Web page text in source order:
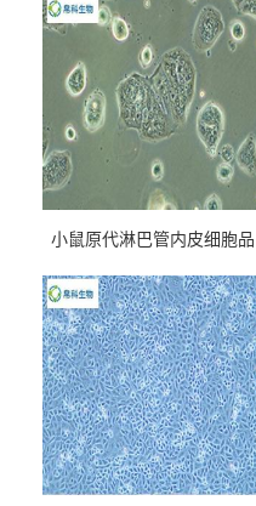
小鼠原代淋巴管内皮细胞品